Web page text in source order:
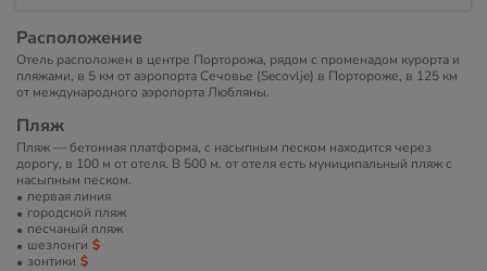
Расположение
Отель расположен в центре Порторожа, рядом с променадом курорта и
пляжами, в 5 км от аэропорта Сечовье (Secovlje) в Портороже, в 125 км
от международного аэропорта Любляны.
Пляж
Пляж — бетонная платформа, с насыпным песком находится через
дорогу, в 100 м от отеля. В 500 м. от отеля есть муниципальный пляж с
насыпным песком.
первая линия
городской пляж
песчаный пляж
шезлонги
зонтики